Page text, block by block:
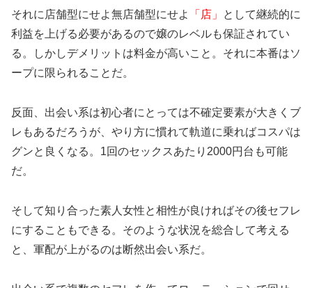
それに店舗型にせよ無店舗型にせよ 「店」
として継続的に
利益を上げる必要があるので嬢のレベルも保証されてい
る。しかしデメリットは料金が高いこと。それに本番はソ
ープに限られることだ。
反面、出会い系は初心者にとっては不確定要素が大きくブ
レもあるだろうが、やり方に慣れて軌道に乗ればコスパは
グンと良くなる。1回のセックスあたり2000円台も可能
だ。
そして知り合った素人女性と相性が良ければその後セフレ
にすることもできる。そのような状況を総合して考える
と、軍配が上がるのは断然出会い系だ。